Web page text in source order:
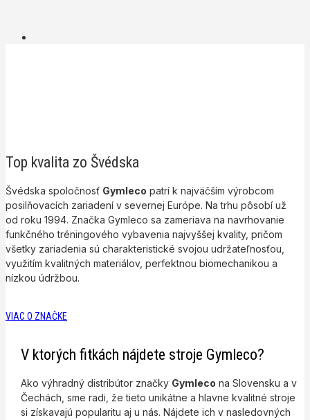
Top kvalita zo Švédska
Švédska spoločnosť Gymleco patrí k najväčším výrobcom
posilňovacích zariadení v severnej Európe. Na trhu pôsobí už
od roku 1994. Značka Gymleco sa zameriava na navrhovanie
funkčného tréningového vybavenia najvyššej kvality, pričom
všetky zariadenia sú charakteristické svojou udržateľnosťou,
využitím kvalitných materiálov, perfektnou biomechanikou a
nízkou údržbou.
VIAC O ZNAČKE
V ktorých fitkách nájdete stroje Gymleco?
Ako výhradný distribútor značky Gymleco na Slovensku a v
Čechách, sme radi, že tieto unikátne a hlavne kvalitné stroje
si získavajú popularitu aj u nás. Nájdete ich v nasledovných